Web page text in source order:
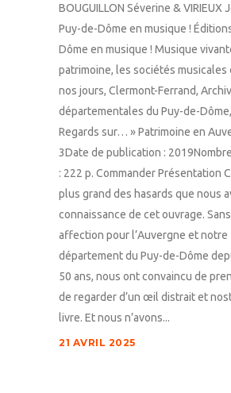
BOUGUILLON Séverine & VIRIEUX
Puy-de-Dôme en musique !
Dôme en musique ! Musique
patrimoine, les sociétés musicales
nos jours, Clermont-Ferrand,
départementales du Puy-de-
Regards sur… » Patrimoine en
3Date de publication :
: 222 p. Commander Présentation
plus grand des hasards que nous
connaissance de cet ouvrage.
affection pour l’Auvergne et
département du Puy-de-Dôme
50 ans, nous ont convaincu de
de regarder d’un œil distrait et
livre. Et nous n’avons...
21 AVRIL 2025